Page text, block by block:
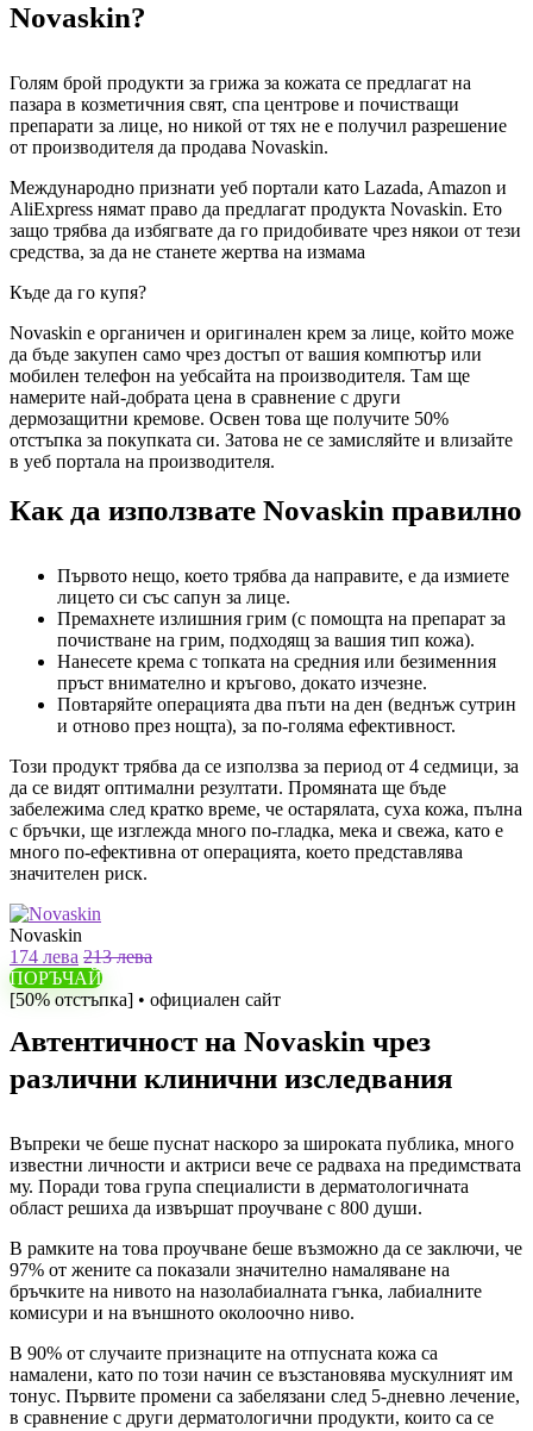
Novaskin?
Голям брой продукти за грижа за кожата се предлагат на
пазара в козметичния свят, спа центрове и почистващи
препарати за лице, но никой от тях не е получил разрешение
от производителя да продава Novaskin.
Международно признати уеб портали като Lazada, Amazon и
AliExpress нямат право да предлагат продукта Novaskin. Ето
защо трябва да избягвате да го придобивате чрез някои от тези
средства, за да не станете жертва на измама
Къде да го купя?
Novaskin е органичен и оригинален крем за лице, който може
да бъде закупен само чрез достъп от вашия компютър или
мобилен телефон на уебсайта на производителя. Там ще
намерите най-добрата цена в сравнение с други
дермозащитни кремове. Освен това ще получите 50%
отстъпка за покупката си. Затова не се замисляйте и влизайте
в уеб портала на производителя.
Как да използвате Novaskin правилно
Първото нещо, което трябва да направите, е да измиете
лицето си със сапун за лице.
Премахнете излишния грим (с помощта на препарат за
почистване на грим, подходящ за вашия тип кожа).
Нанесете крема с топката на средния или безименния
пръст внимателно и кръгово, докато изчезне.
Повтаряйте операцията два пъти на ден (веднъж сутрин
и отново през нощта), за по-голяма ефективност.
Този продукт трябва да се използва за период от 4 седмици, за
да се видят оптимални резултати. Промяната ще бъде
забележима след кратко време, че остарялата, суха кожа, пълна
с бръчки, ще изглежда много по-гладка, мека и свежа, като е
много по-ефективна от операцията, което представлява
значителен риск.
Novaskin
174 лева 213 лева
ПОРЪЧАЙ
[50% отстъпка] • официален сайт
Автентичност на Novaskin чрез
различни клинични изследвания
Въпреки че беше пуснат наскоро за широката публика, много
известни личности и актриси вече се радваха на предимствата
му. Поради това група специалисти в дерматологичната
област решиха да извършат проучване с 800 души.
В рамките на това проучване беше възможно да се заключи, че
97% от жените са показали значително намаляване на
бръчките на нивото на назолабиалната гънка, лабиалните
комисури и на външното околоочно ниво.
В 90% от случаите признаците на отпусната кожа са
намалени, като по този начин се възстановява мускулният им
тонус. Първите промени са забелязани след 5-дневно лечение,
в сравнение с други дерматологични продукти, които са се